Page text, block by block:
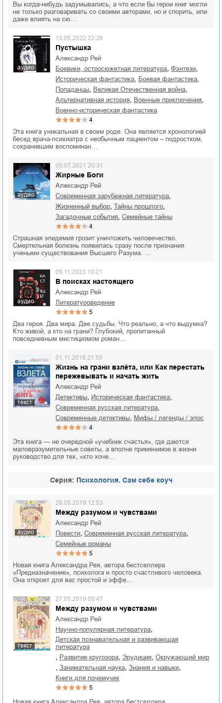
Вы когда-нибудь задумывались, а что если бы герои книг могли
не только разговаривать со своими авторами, но и спорить, или
даже влиять на сю…
аудио
Пустышка
15.05.2022 22:26
Александр Рей
боевики, остросюжетная литература
фэнтези
историческая фантастика боевая фантастика
попаданцы Великая Отечественная война
альтернативная история военные приключения
военно-историческая фантастика
4
Эта книга уникальная в своем роде. Она является хронологией
бесед врача-психиатра с необычным пациентом – подростком,
сохранившим воспоминан…
аудио
Жирные Боги
05.07.2021 20:31
Александр Рей
современная зарубежная литература
жизненный выбор тайны прошлого
загадочные события семейные тайны
4
Страшная эпидемия грозит уничтожить человечество.
Смертельная болезнь появилась сразу после признания
учеными существования Высшего Разума. …
аудио
В поисках настоящего
09.11.2023 10:21
Александр Рей
литературоведение
5
Два героя. Два мира. Две судьбы. Что реально, а что выдумка?
Кто живой, а кто на грани? Глубокий, пропитанный
повседневным мистицизмом роман…
текст
Жизнь на грани взлёта, или Как перестать
пережевывать и начать жить
01.11.2018 21:55
Александр Рей
детективы
историческая фантастика
современная русская литература
современные детективы мифы / легенды / эпос
4
Эта книга — не очередной «учебник счастья», где даются
маловразумительные советы, а вполне применимое в жизни
руководство для тех, «кто хоче…
Cерия: Психология. Cам себе коуч
аудио
Между разумом и чувствами
28.05.2019 12:53
Александр Рей
повести
современная русская литература
семейные романы
5
Новая книга Александра Рея, автора бестселлера
«Предназначение», психолога и просто счастливого человека.
Она откроет для вас простой и эффе…
текст
Между разумом и чувствами
27.05.2019 05:47
Александр Рей
научно-популярная литература
детская познавательная и развивающая
литература
развитие кругозора эрудиция окружающий мир
занимательная наука знания и навыки
книги для почемучек
5